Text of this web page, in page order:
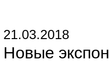
21.03.2018
Новые